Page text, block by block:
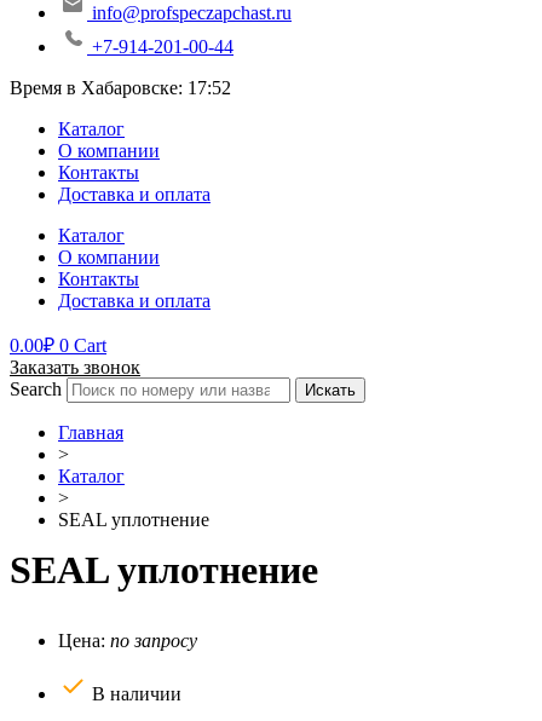
info@profspeczapchast.ru
+7-914-201-00-44
Время в Хабаровске: 17:52
Каталог
О компании
Контакты
Доставка и оплата
Каталог
О компании
Контакты
Доставка и оплата
0.00₽ 0 Cart
Заказать звонок
Search
Искать
Главная
>
Каталог
>
SEAL уплотнение
SEAL уплотнение
Цена: по запросу
В наличии